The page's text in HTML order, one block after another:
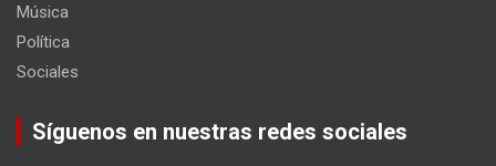
Música
Política
Sociales
Síguenos en nuestras redes sociales